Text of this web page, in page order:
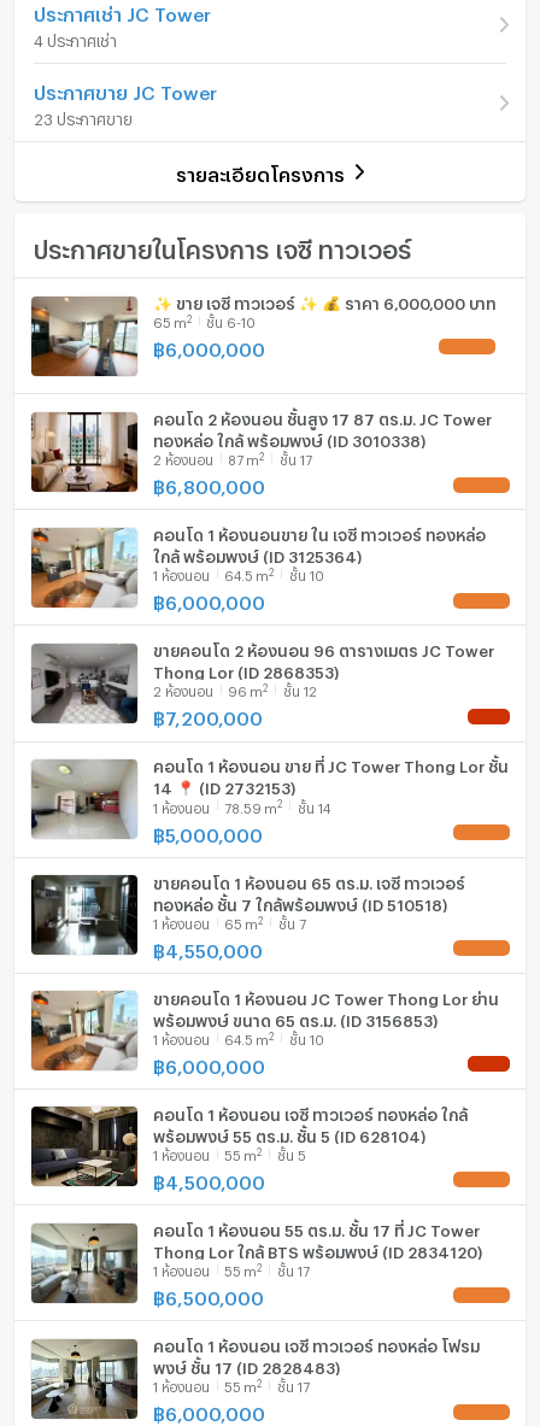
ติดต่อเราเลยวันนี้ เพื่อจัดหาอสังหาริมทรัพย์ที่เหมาะสมที่สุด
--- PropertyScout ---
จำนวนห้องนอน
จำนวนห้องน้ำ
โทรศัพท์บ้าน
เครื่องทำน้ำร้อน/น้ำอุ่น
ประตูห้องระบบ digital lock
ตู้เย็น
เครื่องดูดควัน
มีอินเตอร์เน็ตไร้สาย (Wi-Fi) ในห้องพัก
เครื่องซักผ้า
ประกาศเช่า JC Tower
4 ประกาศเช่า
ประกาศขาย JC Tower
23 ประกาศขาย
รายละเอียดโครงการ
ประกาศขายในโครงการ เจซี ทาวเวอร์
✨ ขาย เจซี ทาวเวอร์ ✨ 💰 ราคา 6,000,000 บาท
65 m2 ชั้น 6-10
฿6,000,000
คอนโด 2 ห้องนอน ชั้นสูง 17 87 ตร.ม. JC Tower
ทองหล่อ ใกล้ พร้อมพงษ์ (ID 3010338)
2 ห้องนอน 87 m2 ชั้น 17
฿6,800,000
คอนโด 1 ห้องนอนขาย ใน เจซี ทาวเวอร์ ทองหล่อ
ใกล้ พร้อมพงษ์ (ID 3125364)
1 ห้องนอน 64.5 m2 ชั้น 10
฿6,000,000
ขายคอนโด 2 ห้องนอน 96 ตารางเมตร JC Tower
Thong Lor (ID 2868353)
2 ห้องนอน 96 m2 ชั้น 12
฿7,200,000
คอนโด 1 ห้องนอน ขาย ที่ JC Tower Thong Lor ชั้น
14 📍 (ID 2732153)
1 ห้องนอน 78.59 m2 ชั้น 14
฿5,000,000
ขายคอนโด 1 ห้องนอน 65 ตร.ม. เจซี ทาวเวอร์
ทองหล่อ ชั้น 7 ใกล้พร้อมพงษ์ (ID 510518)
1 ห้องนอน 65 m2 ชั้น 7
฿ 4,550,000
ขายคอนโด 1 ห้องนอน JC Tower Thong Lor ย่าน
พร้อมพงษ์ ขนาด 65 ตร.ม. (ID 3156853)
1 ห้องนอน 64.5 m2 ชั้น 10
฿6,000,000
คอนโด 1 ห้องนอน เจซี ทาวเวอร์ ทองหล่อ ใกล้
พร้อมพงษ์ 55 ตร.ม. ชั้น 5 (ID 628104)
1 ห้องนอน 55 m2 ชั้น 5
฿ 4,500,000
คอนโด 1 ห้องนอน 55 ตร.ม. ชั้น 17 ที่ JC Tower
Thong Lor ใกล้ BTS พร้อมพงษ์ (ID 2834120)
1 ห้องนอน 55 m2 ชั้น 17
฿6,500,000
คอนโด 1 ห้องนอน เจซี ทาวเวอร์ ทองหล่อ โฟรม
พงษ์ ชั้น 17 (ID 2828483)
1 ห้องนอน 55 m2 ชั้น 17
฿6,000,000